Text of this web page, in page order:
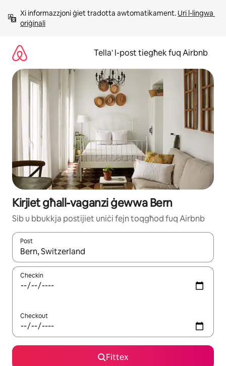
għall-
kontenut
Xi informazzjoni ġiet tradotta awtomatikament. Uri l-lingwa
oriġinali
Tella' l-post tiegħek fuq Airbnb
Kirjiet għall-vaganzi ġewwa Bern
Sib u bbukkja postijiet uniċi fejn toqgħod fuq Airbnb
Post
Meta r-riżultati jkunu disponibbli, tista' tmur minn riżultat
Checkin
Checkout
Fittex